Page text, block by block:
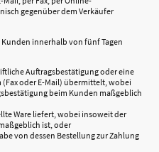
gegenüber dem Verkäufer
Kunden innerhalb von fünf Tagen
Auftragsbestätigung oder eine
oder E-Mail) übermittelt, wobei
beim Kunden maßgeblich
Ware liefert, wobei insoweit der
ist, oder
von dessen Bestellung zur Zahlung